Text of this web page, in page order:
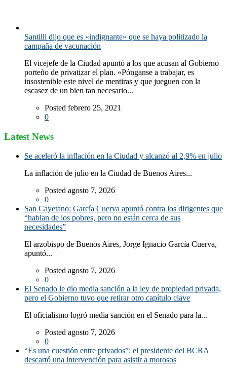
Santilli dijo que es «indignante» que se haya politizado la
campaña de vacunación
El vicejefe de la Ciudad apuntó a los que acusan al Gobierno
porteño de privatizar el plan. «Pónganse a trabajar, es
insostenible este nivel de mentiras y que jueguen con la
escasez de un bien tan necesario...
Posted febrero 25, 2021
0
Latest News
Se aceleró la inflación en la Ciudad y alcanzó al 2,9% en julio
La inflación de julio en la Ciudad de Buenos Aires...
Posted agosto 7, 2026
0
San Cayetano: García Cuerva apuntó contra los dirigentes que
“hablan de los pobres, pero no están cerca de sus
necesidades”
El arzobispo de Buenos Aires, Jorge Ignacio García Cuerva,
apuntó...
Posted agosto 7, 2026
0
El Senado le dio media sanción a la ley de propiedad privada,
pero el Gobierno tuvo que retirar otro capítulo clave
El oficialismo logró media sanción en el Senado para la...
Posted agosto 7, 2026
0
“Es una cuestión entre privados”: el presidente del BCRA
descartó una intervención para asistir a morosos